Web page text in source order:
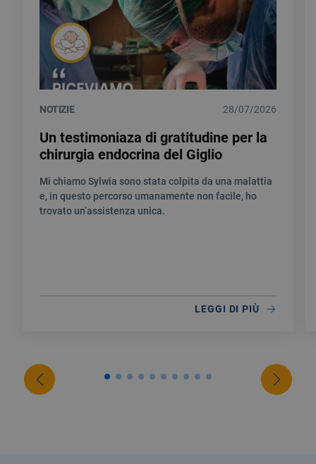
NOTIZIE 28/07/2026
Un testimoniaza di gratitudine per la
chirurgia endocrina del Giglio
Mi chiamo Sylwia sono stata colpita da una malattia
e, in questo percorso umanamente non facile, ho
trovato un’assistenza unica.
LEGGI DI PIÙ